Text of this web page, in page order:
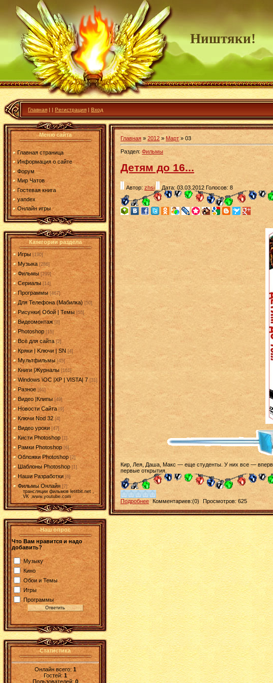
Ништяки!
Главная | | Регистрация | Вход
Меню сайта
Главная страница
Информация о сайте
Форум
Мир Чатов
Гостевая книга
yandex
Онлайн игры
Категории раздела
Игры [190]
Музыка [286]
Фильмы [299]
Сериалы [14]
Программы [467]
Для Телефона (Мабилка) [50]
Рисунки| Обой | Темы [55]
Видеомонтаж [8]
Photoshop [15]
Всё для сайта [2]
Кряки | Kлючи | SN [4]
Мультфильмы [45]
Книги |Журналы [161]
Windows \OC |XP | VISTA| 7 [31]
Разное [61]
Видео |Клипы [49]
Новости Сайта [9]
Ключи Nod 32 [4]
Видео уроки [47]
Кисти Photoshop [1]
Рамки Photoshop [6]
Обложки Photoshop [2]
Шаблоны Photoshop [1]
Наши Разработки [6]
Фильмы Онлайн [7]
трансляции фильмов letitbit.net ,
VK ,www.youtube.com
Наш опрос
Что Вам нравится и надо
добавить?
Музыку
Кино
Обои и Темы
Игры
Программы
Статистика
Онлайн всего:1
Гостей:1
Пользователей: 0
Главная » 2012 » Март » 03
Раздел: Фильмы
Детям до 16...
Автор: zhsi Дата: 03.03.2012 Голосов: 8
Кир, Лея, Даша, Макс — еще студенты. У них все —
первые открытия.
Подробнее Комментариев:(0) Просмотров: 625